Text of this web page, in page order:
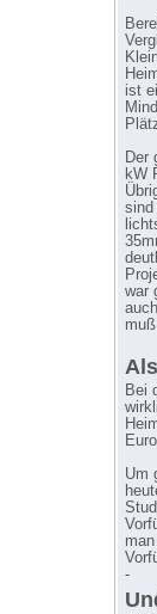
ist
Der
kW
sind
war
Bei
Um
-